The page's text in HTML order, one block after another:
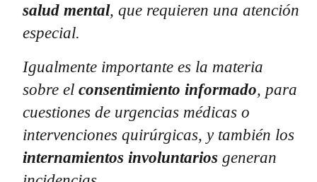
salud mental, que requieren una atención
especial.
Igualmente importante es la materia
sobre el consentimiento informado, para
cuestiones de urgencias médicas o
intervenciones quirúrgicas, y también los
internamientos involuntarios generan